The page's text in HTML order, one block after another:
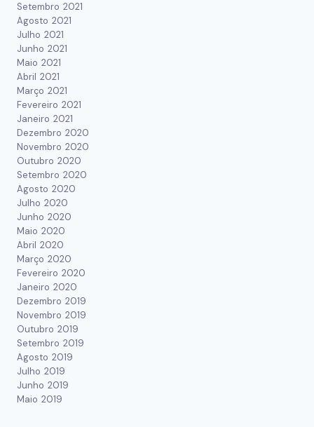
Setembro 2021
Agosto 2021
Julho 2021
Junho 2021
Maio 2021
Abril 2021
Março 2021
Fevereiro 2021
Janeiro 2021
Dezembro 2020
Novembro 2020
Outubro 2020
Setembro 2020
Agosto 2020
Julho 2020
Junho 2020
Maio 2020
Abril 2020
Março 2020
Fevereiro 2020
Janeiro 2020
Dezembro 2019
Novembro 2019
Outubro 2019
Setembro 2019
Agosto 2019
Julho 2019
Junho 2019
Maio 2019